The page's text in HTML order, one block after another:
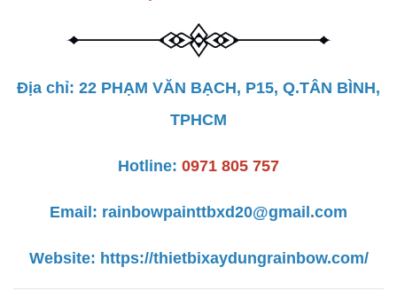
Địa chỉ: 22 PHẠM VĂN BẠCH, P15, Q.TÂN BÌNH,
TPHCM
Hotline: 0971 805 757
Email: rainbowpainttbxd20@gmail.com
Website: https://thietbixaydungrainbow.com/